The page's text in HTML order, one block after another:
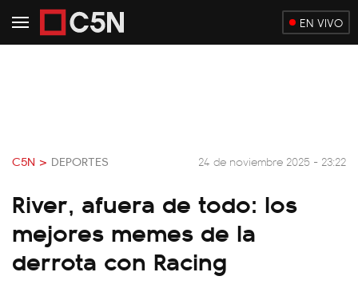
EN VIVO
C5N > DEPORTES 24 de noviembre 2025 - 23:22
River, afuera de todo: los
mejores memes de la
derrota con Racing